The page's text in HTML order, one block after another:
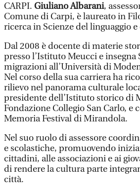
CARPI. Giuliano Albarani,
Comune di Carpi, è laureato in
ricerca in Scienze del linguaggio
Dal 2008 è docente di materie
presso l’Istituto Meucci e insegna
migrazioni all’Università di
Nel corso della sua carriera ha
rilievo nel panorama culturale
presidente dell’Istituto storico di
Fondazione Collegio San Carlo, e
Memoria Festival di Mirandola.
Nel suo ruolo di assessore
e scolastiche, promuovendo
cittadini, alle associazioni e ai
di rendere la cultura parte
città.